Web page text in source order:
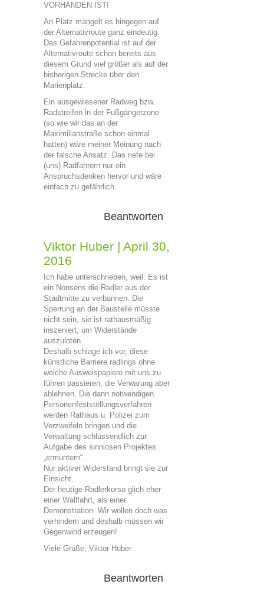
VORHANDEN IST!
An Platz mangelt es hingegen auf
der Alternativroute ganz eindeutig.
Das Gefahrenpotential ist auf der
Alternativroute schon bereits aus
diesem Grund viel größer als auf der
bisherigen Strecke über den
Marienplatz.
Ein ausgewiesener Radweg bzw.
Radstreifen in der Fußgängerzone
(so wie wir das an der
Maximilianstraße schon einmal
hatten) wäre meiner Meinung nach
der falsche Ansatz. Das riefe bei
(uns) Radfahrern nur ein
Anspruchsdenken hervor und wäre
einfach zu gefährlich.
Beantworten
Viktor Huber | April 30,
2016
Ich habe unterschrieben, weil: Es ist
ein Nonsens die Radler aus der
Stadtmitte zu verbannen. Die
Sperrung an der Baustelle müsste
nicht sein, sie ist rathausmäßig
inszeniert, um Widerstände
auszuloten.
Deshalb schlage ich vor, diese
künstliche Barriere radlings ohne
welche Ausweispapiere mit uns zu
führen passieren, die Verwarung aber
ablehnen. Die dann notwendigen
Personenfeststellungsverfahren
werden Rathaus u. Polizei zum
Verzweifeln bringen und die
Verwaltung schlussendlich zur
Aufgabe des sinnlosen Projektes
„ermuntern“ .
Nur aktiver Widerstand bringt sie zur
Einsicht.
Der heutige Radlerkorso glich eher
einer Wallfahrt, als einer
Demonstration. Wir wollen doch was
verhindern und deshalb müssen wir
Gegenwind erzeugen!
Viele Grüße, Viktor Huber
Beantworten